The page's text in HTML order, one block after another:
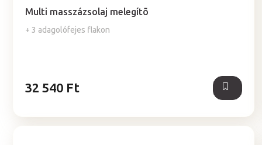
Multi masszázsolaj melegítõ
+ 3 adagolófejes flakon
átlagos
5-
32 540 Ft